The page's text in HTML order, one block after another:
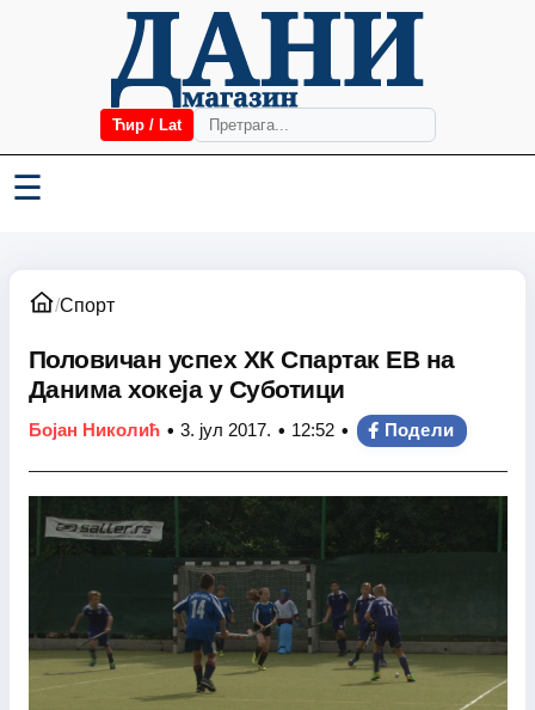
Ћир / Lat
☰
/Спорт
Половичан успех ХК Спартак ЕВ на
Данима хокеја у Суботици
Бојан Николић • 3. јул 2017. • 12:52 • Подели